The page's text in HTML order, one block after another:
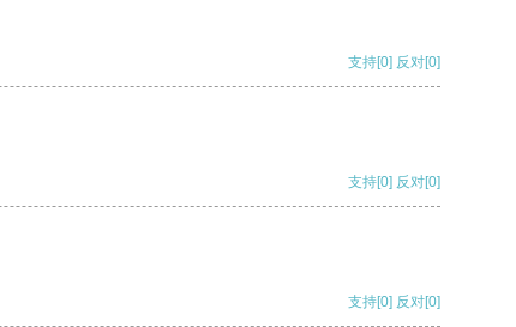
支持[0] 反对[0]
支持[0] 反对[0]
支持[0] 反对[0]